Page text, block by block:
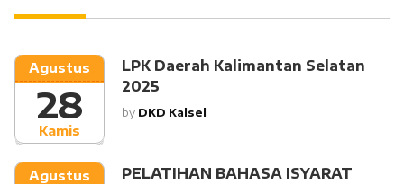
Kamis
Agustus
28
LPK Daerah Kalimantan Selatan
2025
by DKD Kalsel
Agustus PELATIHAN BAHASA ISYARAT